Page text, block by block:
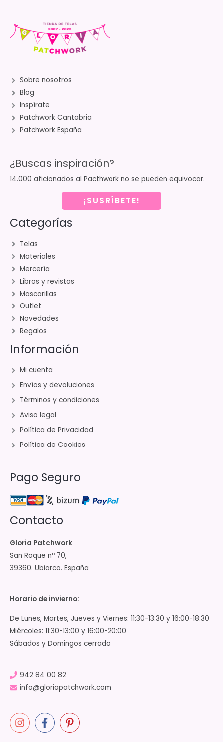
Sobre nosotros
Blog
Inspírate
Patchwork Cantabria
Patchwork España
¿Buscas inspiración?
14.000 aficionados al Pacthwork no se pueden equivocar.
¡SUSRÍBETE!
Categorías
Telas
Materiales
Mercería
Libros y revistas
Mascarillas
Outlet
Novedades
Regalos
Información
Mi cuenta
Envíos y devoluciones
Términos y condiciones
Aviso legal
Política de Privacidad
Política de Cookies
Pago Seguro
Contacto
Gloria Patchwork
San Roque nº 70,
39360. Ubiarco. España
Horario de invierno:
De Lunes, Martes, Jueves y Viernes: 11:30-13:30 y 16:00-18:30
Miércoles: 11:30-13:00 y 16:00-20:00
Sábados y Domingos cerrado
942 84 00 82
info@gloriapatchwork.com